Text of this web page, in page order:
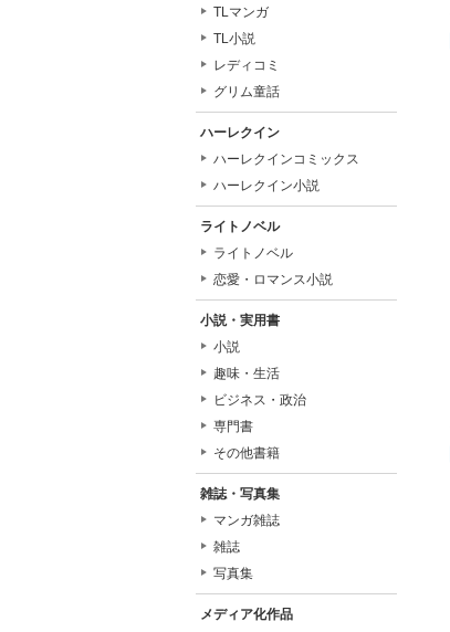
TLマンガ
TL小説
レディコミ
グリム童話
ハーレクイン
ハーレクインコミックス
ハーレクイン小説
ライトノベル
ライトノベル
恋愛・ロマンス小説
小説・実用書
小説
趣味・生活
ビジネス・政治
専門書
その他書籍
雑誌・写真集
マンガ雑誌
雑誌
写真集
メディア化作品